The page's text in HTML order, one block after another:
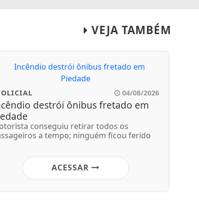
VEJA TAMBÉM
04/08/2026
destrói ônibus fretado em
conseguiu retirar todos os
a tempo; ninguém ficou ferido
ACESSAR